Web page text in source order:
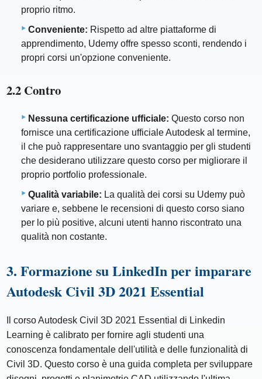
proprio ritmo.
Conveniente: Rispetto ad altre piattaforme di
apprendimento, Udemy offre spesso sconti, rendendo i
propri corsi un'opzione conveniente.
2.2 Contro
Nessuna certificazione ufficiale: Questo corso non
fornisce una certificazione ufficiale Autodesk al termine,
il che può rappresentare uno svantaggio per gli studenti
che desiderano utilizzare questo corso per migliorare il
proprio portfolio professionale.
Qualità variabile: La qualità dei corsi su Udemy può
variare e, sebbene le recensioni di questo corso siano
per lo più positive, alcuni utenti hanno riscontrato una
qualità non costante.
3. Formazione su LinkedIn per imparare
Autodesk Civil 3D 2021 Essential
Il corso Autodesk Civil 3D 2021 Essential di Linkedin
Learning è calibrato per fornire agli studenti una
conoscenza fondamentale dell'utilità e delle funzionalità di
Civil 3D. Questo corso è una guida completa per sviluppare